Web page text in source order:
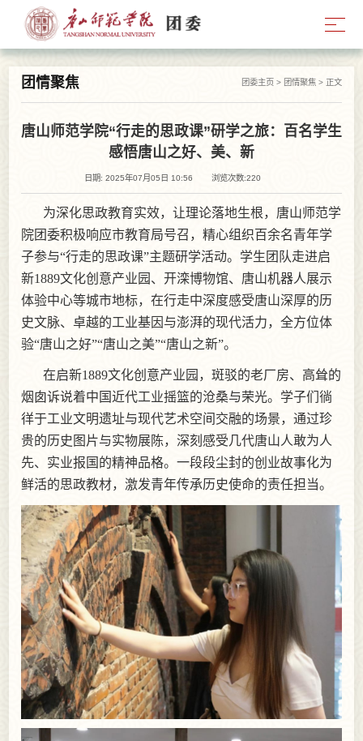
团情聚焦 团委主页 > 团情聚焦 > 正文
唐山师范学院“行走的思政课”研学之旅：百名学生
感悟唐山之好、美、新
日期: 2025年07月05日 10:56 浏览次数:220
为深化思政教育实效，让理论落地生根，唐山师范学
院团委积极响应市教育局号召，精心组织百余名青年学
子参与“行走的思政课”主题研学活动。学生团队走进启
新1889文化创意产业园、开滦博物馆、唐山机器人展示
体验中心等城市地标，在行走中深度感受唐山深厚的历
史文脉、卓越的工业基因与澎湃的现代活力，全方位体
验“唐山之好”“唐山之美”“唐山之新”。
在启新1889文化创意产业园，斑驳的老厂房、高耸的
烟囱诉说着中国近代工业摇篮的沧桑与荣光。学子们徜
徉于工业文明遗址与现代艺术空间交融的场景，通过珍
贵的历史图片与实物展陈，深刻感受几代唐山人敢为人
先、实业报国的精神品格。一段段尘封的创业故事化为
鲜活的思政教材，激发青年传承历史使命的责任担当。